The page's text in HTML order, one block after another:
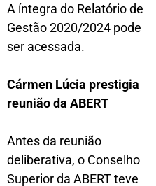
A íntegra do Relatório de
Gestão 2020/2024 pode
ser acessada.
Cármen Lúcia prestigia
reunião da ABERT
Antes da reunião
deliberativa, o Conselho
Superior da ABERT teve